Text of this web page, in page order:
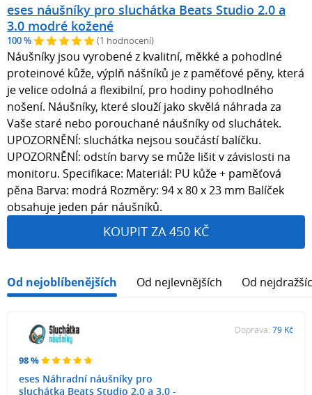
eses náušníky pro sluchátka Beats Studio 2.0 a
3.0 modré kožené
100 % (1 hodnocení)
Náušníky jsou vyrobené z kvalitní, měkké a pohodlné
proteinové kůže, výplň nášníků je z paměťové pěny, která
je velice odolná a flexibilní, pro hodiny pohodlného
nošení. Náušníky, které slouží jako skvělá náhrada za
Vaše staré nebo porouchané náušníky od sluchátek.
UPOZORNĚNÍ: sluchátka nejsou součástí balíčku.
UPOZORNĚNÍ: odstín barvy se může lišit v závislosti na
monitoru. Specifikace: Materiál: PU kůže + paměťová
pěna Barva: modrá Rozměry: 94 x 80 x 23 mm Balíček
obsahuje jeden pár náušníků.
KOUPIT ZA 450 KČ
Od nejoblíbenějších Od nejlevnějších Od
98 %
eses Náhradní náušníky pro
sluchátka Beats Studio 2.0 a 3.0 -
Doprava: 79 Kč